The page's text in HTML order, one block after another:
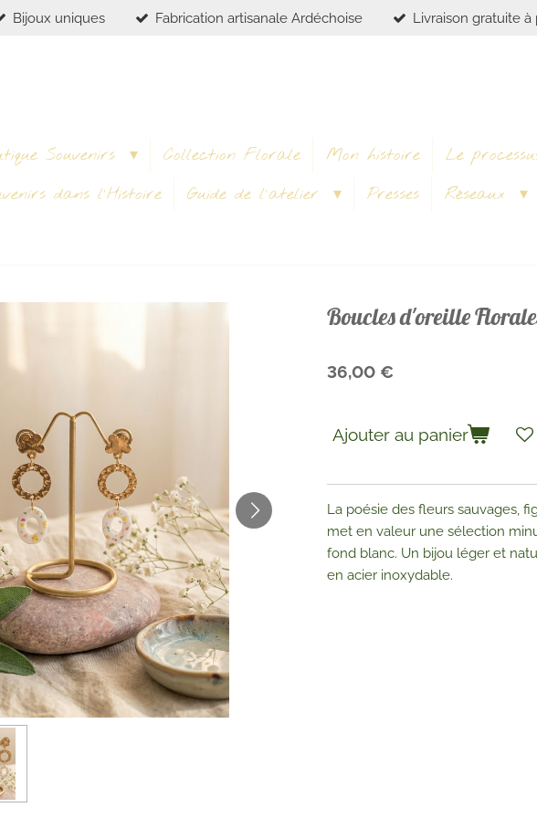
Bijoux uniques Fabrication artisanale Ardéchoise Livraison gratuite
Souvenirs Collection Florale Mon histoire
Le
dans l'Histoire
Guide de l'atelier Presses Réseaux
Boucles d'oreille
36,00 €
Ajouter au panier
La poésie des fleurs sauvages,
met en valeur une sélection
fond blanc. Un bijou léger et
en acier inoxydable.